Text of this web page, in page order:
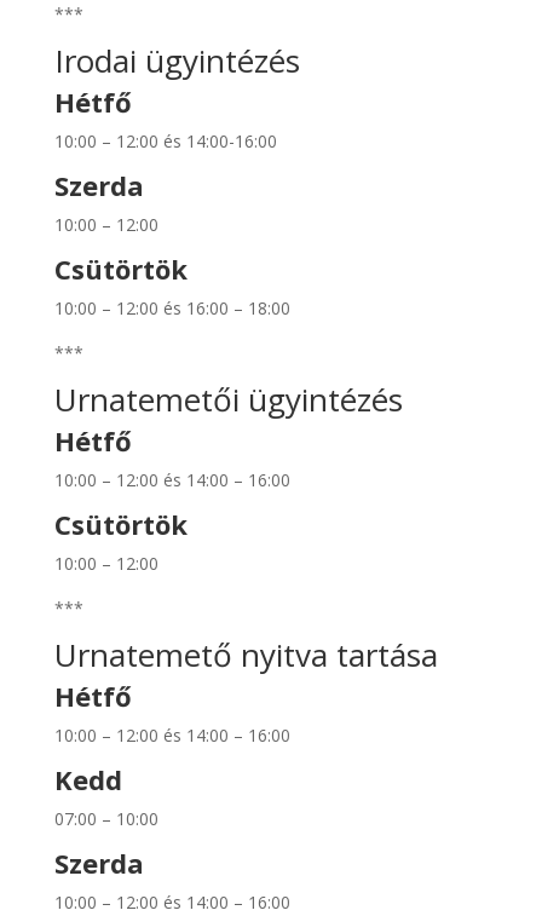
***
Irodai ügyintézés
Hétfő
10:00 – 12:00 és 14:00-16:00
Szerda
10:00 – 12:00
Csütörtök
10:00 – 12:00 és 16:00 – 18:00
***
Urnatemetői ügyintézés
Hétfő
10:00 – 12:00 és 14:00 – 16:00
Csütörtök
10:00 – 12:00
***
Urnatemető nyitva tartása
Hétfő
10:00 – 12:00 és 14:00 – 16:00
Kedd
07:00 – 10:00
Szerda
10:00 – 12:00 és 14:00 – 16:00